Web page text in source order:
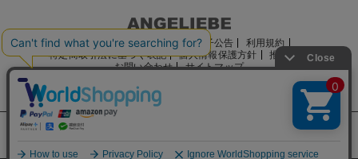
ご利用ガイド 会社概要 電子公告
利用規約
特定商取引法に基づく表記
個人情報保護方針
推奨環境
お問い合わせ
サイトマップ
サイト内の文章、画像などの著作物はマルコ株式会社に属します。